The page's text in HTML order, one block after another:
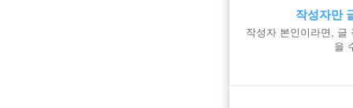
작성자만
작성자 본인이라면, 글
을